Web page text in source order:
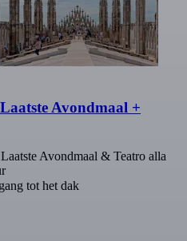
Avondmaal +
Avondmaal & Teatro alla
tot het dak